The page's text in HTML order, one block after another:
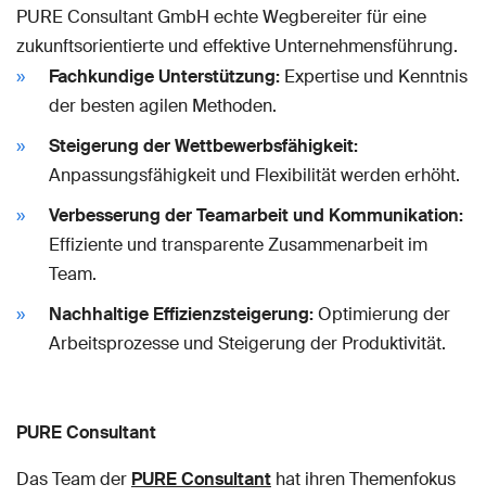
PURE Consultant GmbH echte Wegbereiter für eine
zukunftsorientierte und effektive Unternehmensführung.
Fachkundige Unterstützung: Expertise und Kenntnis
der besten agilen Methoden.
Steigerung der Wettbewerbsfähigkeit:
Anpassungsfähigkeit und Flexibilität werden erhöht.
Verbesserung der Teamarbeit und Kommunikation:
Effiziente und transparente Zusammenarbeit im
Team.
Nachhaltige Effizienzsteigerung:Optimierung der
Arbeitsprozesse und Steigerung der Produktivität.
PURE Consultant
Das Team der PURE Consultant hat ihren Themenfokus